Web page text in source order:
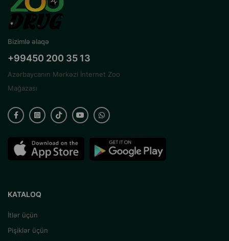
Bizimlə əlaqə
+99450 200 35 13
Azərbaycanın Mərkəzi İnternet Zoo
Mağazası
KATALOQ
İtlər üçün
Pişiklər üçün